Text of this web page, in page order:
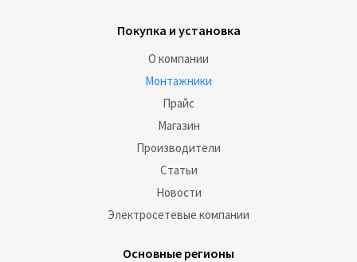
Покупка и установка
О компании
Монтажники
Прайс
Магазин
Производители
Статьи
Новости
Электросетевые компании
Основные регионы